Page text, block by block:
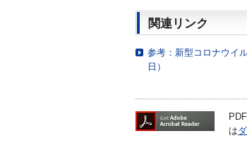
関連リンク
参考：新型コロナウイ
日）
は